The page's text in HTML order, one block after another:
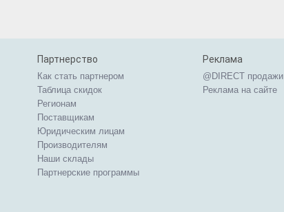
Партнерство
Как стать партнером
Таблица скидок
Регионам
Поставщикам
Юридическим лицам
Производителям
Наши склады
Партнерские программы
Реклама
@DIRECT продажи
Реклама на сайте